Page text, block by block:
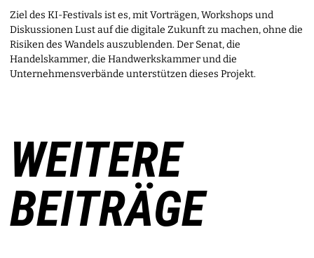
Ziel des KI-Festivals ist es, mit Vorträgen, Workshops und
Diskussionen Lust auf die digitale Zukunft zu machen, ohne die
Risiken des Wandels auszublenden. Der Senat, die
Handelskammer, die Handwerkskammer und die
Unternehmensverbände unterstützen dieses Projekt.
WEITERE
BEITRÄGE